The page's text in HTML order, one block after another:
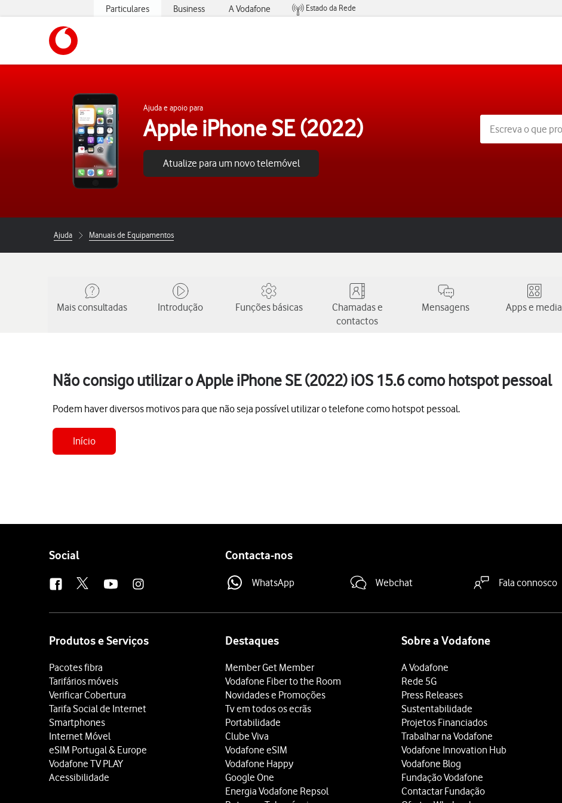
Particulares Business A Vodafone
Estado da Rede
Ajuda e apoio para
Apple iPhone SE (2022)
Atualize para um novo telemóvel
Ajuda Manuais de Equipamentos
Mais consultadas Introdução Funções básicas
Chamadas e
contactos
Mensagens Apps e media
Não consigo utilizar o Apple iPhone SE (2022) iOS 15.6 como hotspot pessoal
Podem haver diversos motivos para que não seja possível utilizar o telefone como hotspot pessoal.
Início
Follow
Social Contacta-nos
WhatsApp Webchat Fala connosco
Produtos e Serviços
Pacotes fibra
Tarifários móveis
Verificar Cobertura
Tarifa Social de Internet
Smartphones
Internet Móvel
eSIM Portugal & Europe
Vodafone TV PLAY
Acessibilidade
Destaques
Member Get Member
Vodafone Fiber to the Room
Novidades e Promoções
Tv em todos os ecrãs
Portabilidade
Clube Viva
Vodafone eSIM
Vodafone Happy
Google One
Energia Vodafone Repsol
Sobre a Vodafone
A Vodafone
Rede 5G
Press Releases
Sustentabilidade
Projetos Financiados
Trabalhar na Vodafone
Vodafone Innovation Hub
Vodafone Blog
Fundação Vodafone
Contactar Fundação